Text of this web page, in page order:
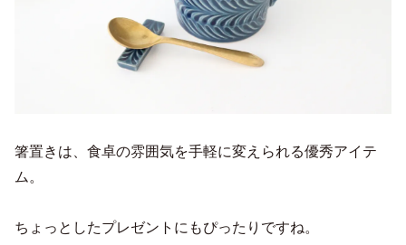
箸置きは、食卓の雰囲気を手軽に変えられる優秀アイテ
ム。
ちょっとしたプレゼントにもぴったりですね。